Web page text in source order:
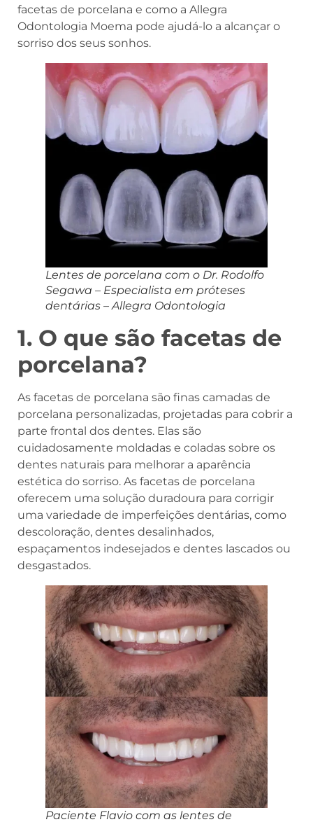
facetas de porcelana e como a Allegra
Odontologia Moema pode ajudá-lo a alcançar o
sorriso dos seus sonhos.
Lentes de porcelana com o Dr. Rodolfo
Segawa – Especialista em próteses
dentárias – Allegra Odontologia
1. O que são facetas de
porcelana?
As facetas de porcelana são finas camadas de
porcelana personalizadas, projetadas para cobrir a
parte frontal dos dentes. Elas são
cuidadosamente moldadas e coladas sobre os
dentes naturais para melhorar a aparência
estética do sorriso. As facetas de porcelana
oferecem uma solução duradoura para corrigir
uma variedade de imperfeições dentárias, como
descoloração, dentes desalinhados,
espaçamentos indesejados e dentes lascados ou
desgastados.
Paciente Flavio com as lentes de